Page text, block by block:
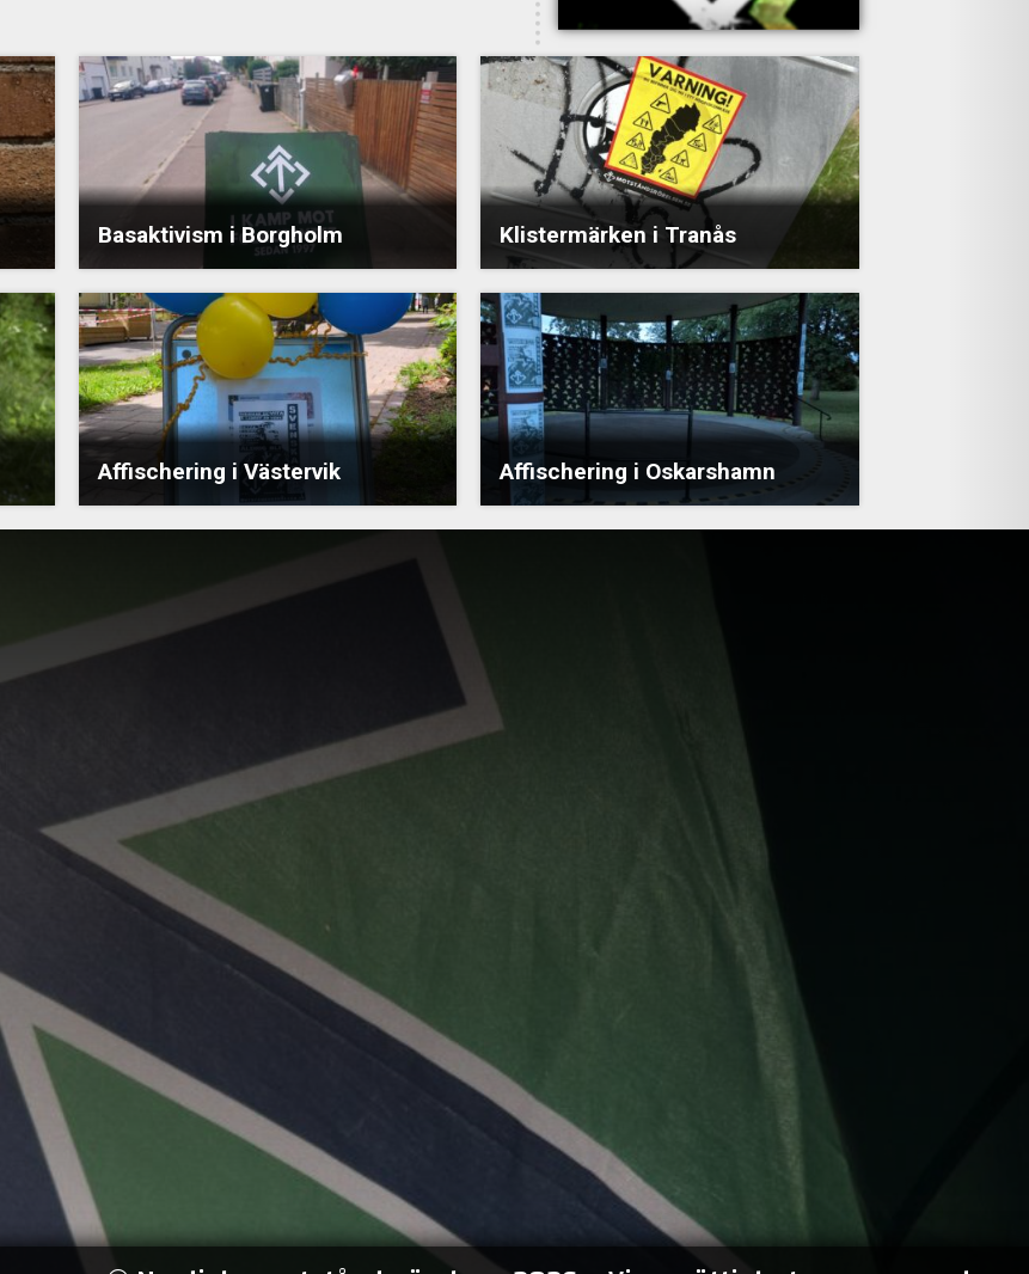
Basaktivism i Borgholm Klistermärken i Tranås
Affischering i Västervik Affischering i Oskarshamn